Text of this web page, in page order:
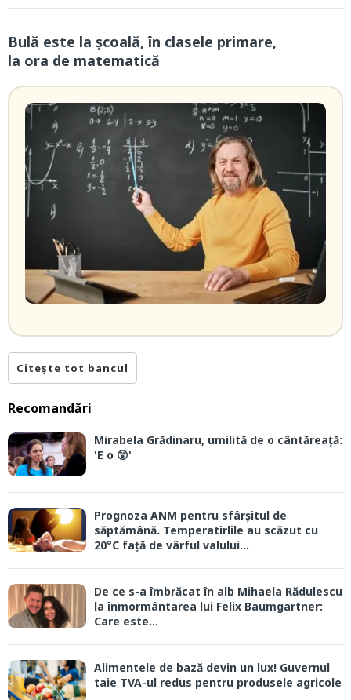
Bulă este la școală, în clasele primare,
la ora de matematică
Citește tot bancul
Recomandări
Mirabela Grădinaru, umilită de o cântăreață:
'E o 😲'
Prognoza ANM pentru sfârșitul de
săptămână. Temperatirlile au scăzut cu
20°C față de vârful valului...
De ce s-a îmbrăcat în alb Mihaela Rădulescu
la înmormântarea lui Felix Baumgartner:
Care este...
Alimentele de bază devin un lux! Guvernul
taie TVA-ul redus pentru produsele agricole